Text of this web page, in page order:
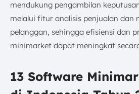
mendukung pengambilan
melalui fitur analisis penjualan dan
pelanggan, sehingga efisiensi dan
minimarket dapat meningkat
13 Software